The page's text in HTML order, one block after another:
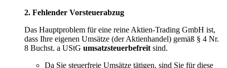
2. Fehlender Vorsteuerabzug
Das Hauptproblem für eine reine Aktien-Trading GmbH ist,
dass Ihre eigenen Umsätze (der Aktienhandel) gemäß § 4 Nr.
8 Buchst. a UStG umsatzsteuerbefreit sind.
Da Sie steuerfreie Umsätze tätigen, sind Sie für diese